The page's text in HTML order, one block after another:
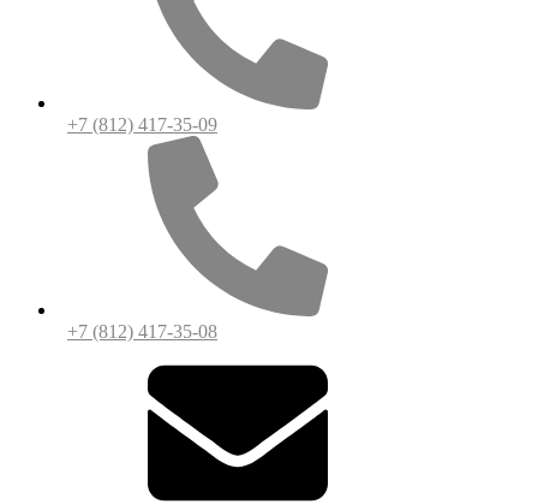
+7 (812) 417-35-09
+7 (812) 417-35-08